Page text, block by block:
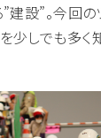
建設”。今回
少しでも多く